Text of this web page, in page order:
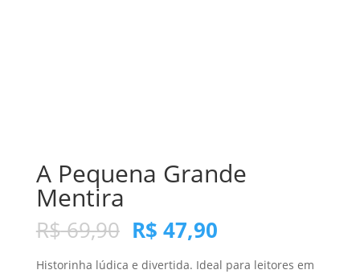
A Pequena Grande
Mentira
R$69,90 R$ 47,90
Historinha lúdica e divertida. Ideal para leitores em